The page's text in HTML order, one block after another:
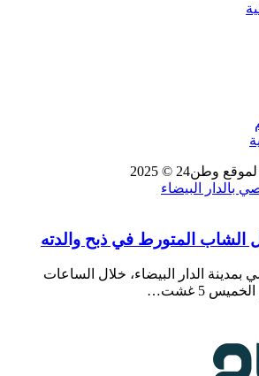
© 2025
المتورط في ذبح والدته
الدار البيضاء، خلال الساعات
5 غشت…